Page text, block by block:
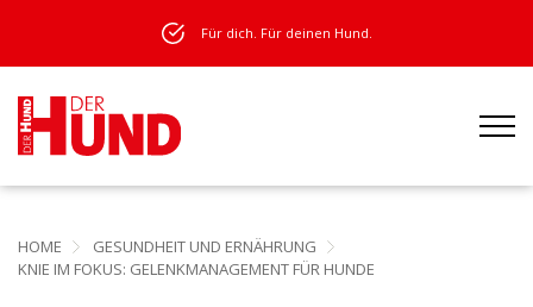
Für dich. Für deinen Hund.
HOME
GESUNDHEIT UND ERNÄHRUNG
KNIE IM FOKUS: GELENKMANAGEMENT FÜR HUNDE